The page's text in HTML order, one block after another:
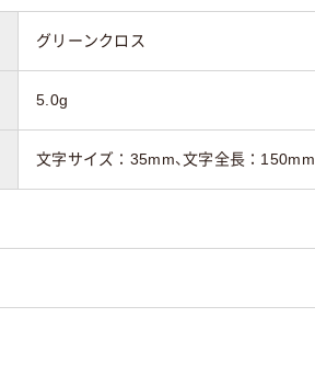
グリーンクロス
5.0g
文字サイズ：35mm、文字全長：150mm